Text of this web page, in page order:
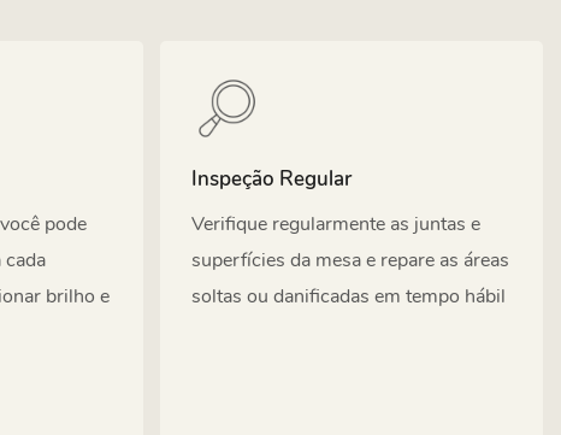
pode
cada
brilho e
Inspeção Regular
Verifique regularmente as juntas e
superfícies da mesa e repare as áreas
soltas ou danificadas em tempo hábil